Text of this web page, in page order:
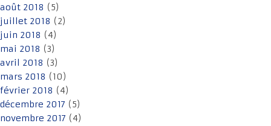
août 2018 (5)
juillet 2018 (2)
juin 2018 (4)
mai 2018 (3)
avril 2018 (3)
mars 2018 (10)
février 2018 (4)
décembre 2017 (5)
novembre 2017 (4)